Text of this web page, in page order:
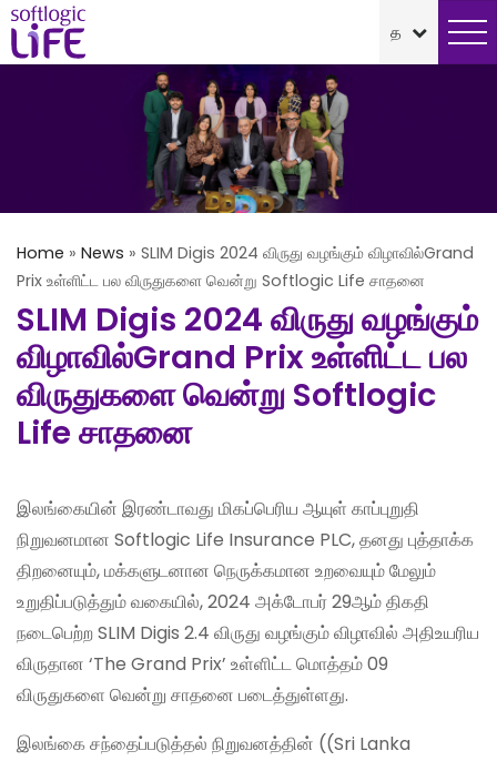
Home » News » SLIM Digis 2024 விருது வழங்கும் விழாவில்Grand
Prix உள்ளிட்ட பல விருதுகளை வென்று Softlogic Life சாதனை
SLIM Digis 2024 விருது வழங்கும்
விழாவில்Grand Prix உள்ளிட்ட பல
விருதுகளை வென்று Softlogic
Life சாதனை
இலங்கையின் இரண்டாவது மிகப்பெரிய ஆயுள் காப்புறுதி
நிறுவனமான Softlogic Life Insurance PLC, தனது புத்தாக்க
திறனையும், மக்களுடனான நெருக்கமான உறவையும் மேலும்
உறுதிப்படுத்தும் வகையில், 2024 அக்டோபர் 29ஆம் திகதி
நடைபெற்ற SLIM Digis 2.4 விருது வழங்கும் விழாவில் அதிஉயரிய
விருதான ‘The Grand Prix’ உள்ளிட்ட மொத்தம் 09
விருதுகளை வென்று சாதனை படைத்துள்ளது.
இலங்கை சந்தைப்படுத்தல் நிறுவனத்தின் ((Sri Lanka